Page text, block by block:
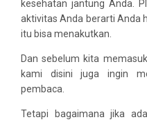
kesehatan jantung Anda.
aktivitas Anda berarti Anda
itu bisa menakutkan.
Dan sebelum kita
kami disini juga ingin
pembaca.
Tetapi bagaimana jika